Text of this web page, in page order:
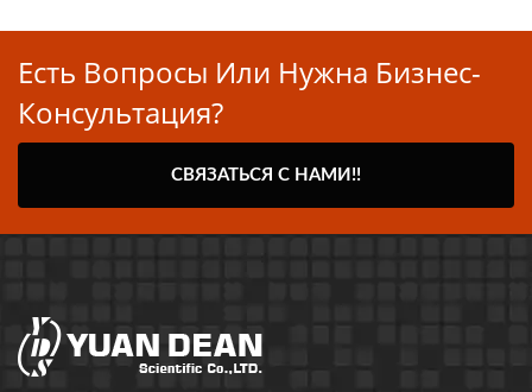
Есть Вопросы Или Нужна Бизнес-
Консультация?
СВЯЗАТЬСЯ С НАМИ!!